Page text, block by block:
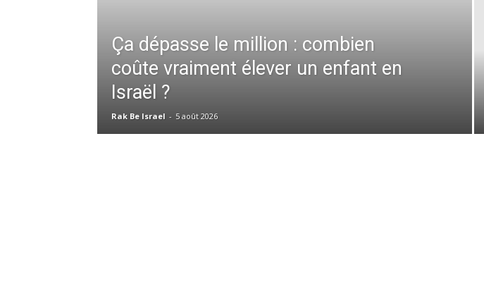
Ça dépasse le million : combien
coûte vraiment élever un enfant en
Israël ?
Rak Be Israel - 5 août 2026